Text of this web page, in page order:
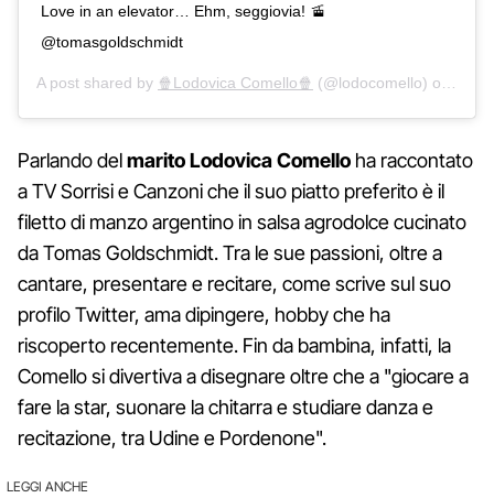
Love in an elevator… Ehm, seggiovia! 🚡
@tomasgoldschmidt
A post shared by 🍿Lodovica Comello🍿 (@lodocomello) on
Parlando delmarito Lodovica Comello ha raccontato
a TV Sorrisi e Canzoni che il suo piatto preferito è il
filetto di manzo argentino in salsa agrodolce cucinato
da Tomas Goldschmidt. Tra le sue passioni, oltre a
cantare, presentare e recitare, come scrive sul suo
profilo Twitter, ama dipingere, hobby che ha
riscoperto recentemente. Fin da bambina, infatti, la
Comello si divertiva a disegnare oltre che a "giocare a
fare la star, suonare la chitarra e studiare danza e
recitazione, tra Udine e Pordenone".
LEGGI ANCHE